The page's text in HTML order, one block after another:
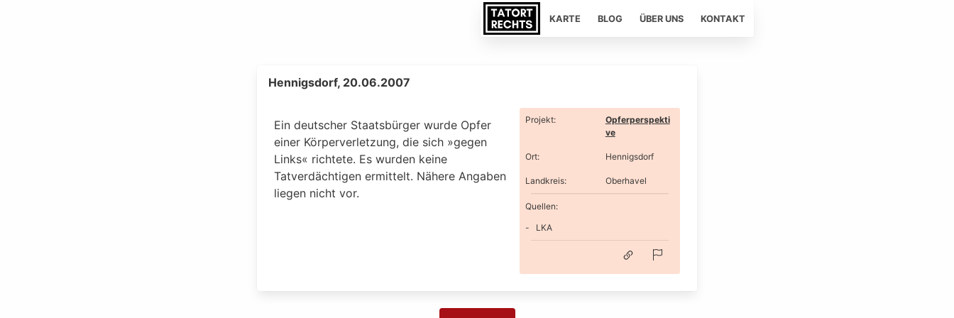
KARTE BLOG ÜBER UNS KONTAKT
Hennigsdorf, 20.06.2007
Ein deutscher Staatsbürger wurde Opfer
einer Körperverletzung, die sich »gegen
Links« richtete. Es wurden keine
Tatverdächtigen ermittelt. Nähere Angaben
liegen nicht vor.
Projekt:
Opferperspekti
ve
Ort: Hennigsdorf
Landkreis: Oberhavel
Quellen:
LKA